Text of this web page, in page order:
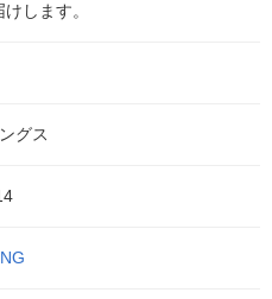
します。
グス